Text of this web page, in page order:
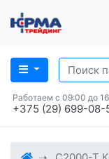
Работаем с 09:00 до
+375 (29) 699-08-